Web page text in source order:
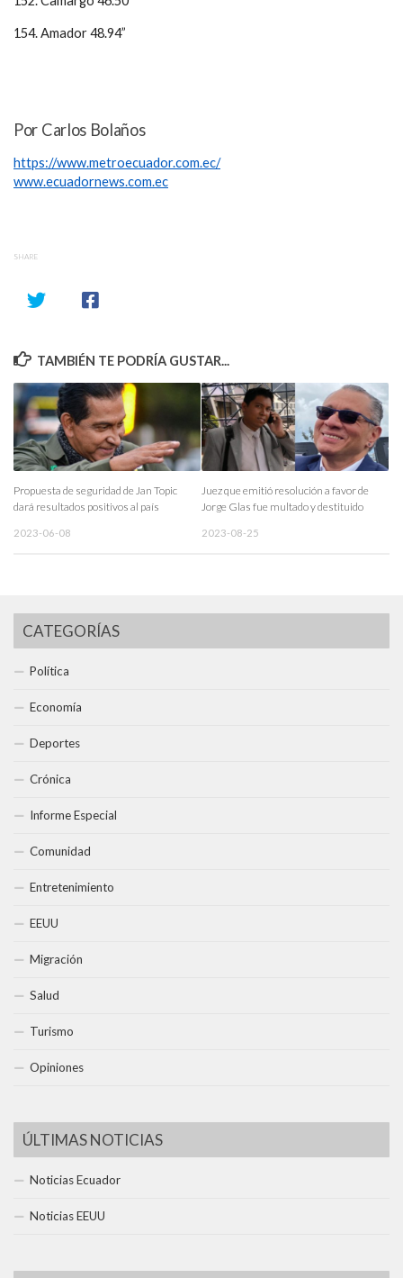
154. Amador 48.94”
Por Carlos Bolaños
https://www.metroecuador.com.ec/
www.ecuadornews.com.ec
SHARE
TAMBIÉN TE PODRÍA GUSTAR...
Propuesta de seguridad de Jan Topic
dará resultados positivos al país
2023-06-08
Juez que emitió resolución a favor de
Jorge Glas fue multado y destituido
2023-08-25
CATEGORÍAS
Política
Economía
Deportes
Crónica
Informe Especial
Comunidad
Entretenimiento
EEUU
Migración
Salud
Turismo
Opiniones
ÚLTIMAS NOTICIAS
Noticias Ecuador
Noticias EEUU